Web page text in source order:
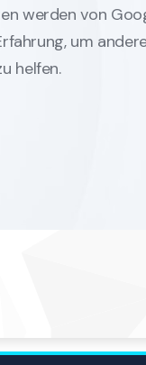
werden von
um
helfen.